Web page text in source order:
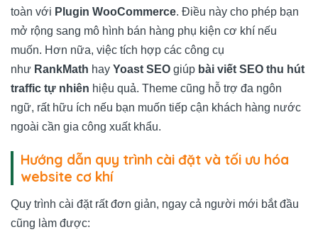
toàn với Plugin WooCommerce. Điều này cho phép bạn
mở rộng sang mô hình bán hàng phụ kiện cơ khí nếu
muốn. Hơn nữa, việc tích hợp các công cụ
như RankMath hay Yoast SEO giúp bài viết SEO thu hút
traffic tự nhiên hiệu quả. Theme cũng hỗ trợ đa ngôn
ngữ, rất hữu ích nếu bạn muốn tiếp cận khách hàng nước
ngoài cần gia công xuất khẩu.
Hướng dẫn quy trình cài đặt và tối ưu hóa
website cơ khí
Quy trình cài đặt rất đơn giản, ngay cả người mới bắt đầu
cũng làm được: